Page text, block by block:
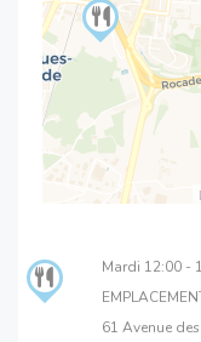
Mardi 12:00 -
61 Avenue